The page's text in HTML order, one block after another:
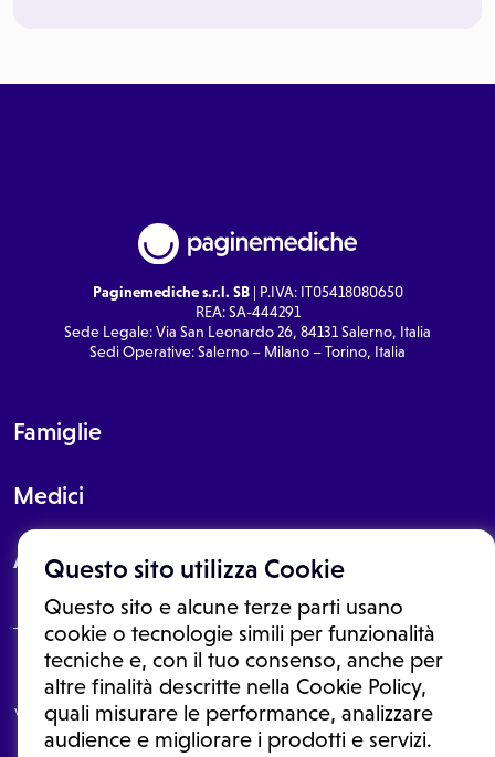
Questo sito utilizza Cookie
Questo sito e alcune terze parti usano
cookie o tecnologie simili per funzionalità
tecniche e, con il tuo consenso, anche per
altre finalità descritte nella Cookie Policy,
quali misurare le performance, analizzare
audience e migliorare i prodotti e servizi.
Paginemediche s.r.l. SB| P.IVA: IT05418080650
REA: SA-444291
Sede Legale: Via San Leonardo 26, 84131 Salerno, Italia
Sedi Operative: Salerno – Milano – Torino, Italia
Famiglie
Medici
About
Le informazioni proposte in questo sito non sono un consulto medico.
In nessun caso, queste informazioni sostituiscono un consulto, una
visita o una diagnosi formulata dal medico. Non si devono considerare
le informazioni disponibili come suggerimenti per la formulazione di
una diagnosi, la determinazione di un trattamento o l'assunzione o